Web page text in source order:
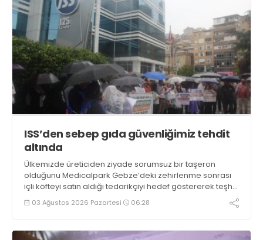
ISS’den sebep gıda güvenliğimiz tehdit
altında
Ülkemizde üreticiden ziyade sorumsuz bir taşeron
olduğunu Medicalpark Gebze’deki zehirlenme sonrası
içli köfteyi satın aldığı tedarikçiyi hedef göstererek teşhir
eden Danimarka menşeli ISS Hazır Yemek, ÇZP’ye açtığı
dava ile gıda güvenliğimizi tehdit ediyor
03 Ağustos 2026 Pazartesi 06:28